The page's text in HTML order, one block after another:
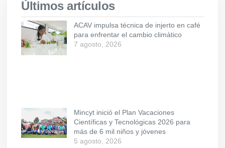
Últimos artículos
ACAV impulsa técnica de injerto en café
para enfrentar el cambio climático
7 agosto, 2026
Mincyt inició el Plan Vacaciones
Científicas y Tecnológicas 2026 para
más de 6 mil niños y jóvenes
5 agosto, 2026